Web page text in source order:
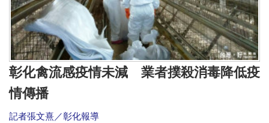
彰化禽流感疫情未減 業者撲殺消毒降低疫
情傳播
記者張文熹／彰化報導